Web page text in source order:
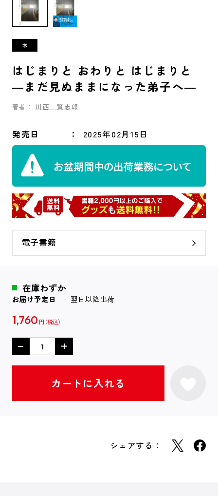
はじまりと おわりと はじまりと
―まだ見ぬままになった弟子へ―
著者： 川西 賢志郎
発売日 2025年02月15日
電子書籍
在庫わずか
お届け予定日 翌日以降出荷
1,760 円
シェアする：